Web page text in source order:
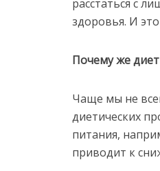
расстаться с
здоровья. И
Почему же
Чаще мы не
диетических
питания,
приводит к